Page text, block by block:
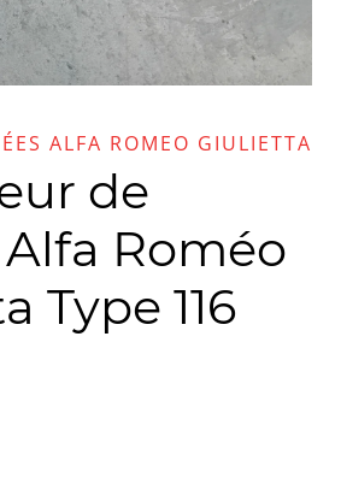
ALFA ROMEO GIULIETTA
de
Roméo
Type 116